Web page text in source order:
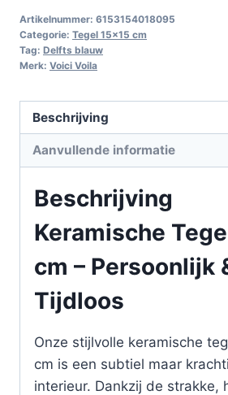
Artikelnummer: 6153154018095
Categorie: Tegel 15x15 cm
Tag: Delfts blauw
Merk: Voici Voila
Beschrijving
Aanvullende informatie
Beschrijving
Keramische
cm – Persoonlijk
Tijdloos
Onze stijlvolle keramische
cm is een subtiel maar
interieur. Dankzij de strakke,